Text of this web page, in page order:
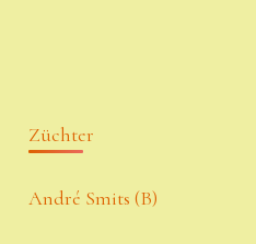
Züchter
André Smits (B)